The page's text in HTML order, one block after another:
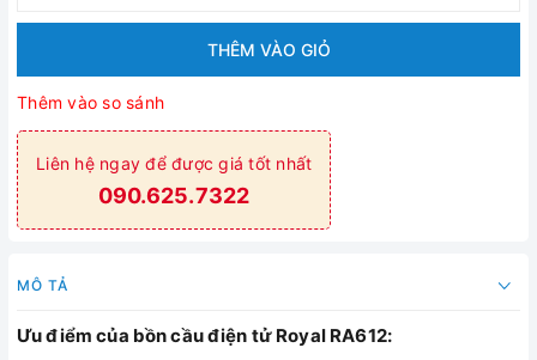
THÊM VÀO GIỎ
Thêm vào so sánh
Liên hệ ngay để được giá tốt nhất
090.625.7322
MÔ TẢ
Ưu điểm của bồn cầu điện tử Royal RA612: